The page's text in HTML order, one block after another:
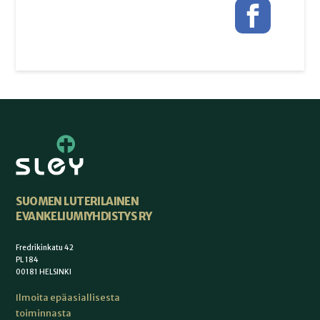
Facebook
SUOMEN LUTERILAINEN
EVANKELIUMIYHDISTYS RY
Fredrikinkatu 42
PL 184
00181 HELSINKI
Ilmoita epäasiallisesta
toiminnasta